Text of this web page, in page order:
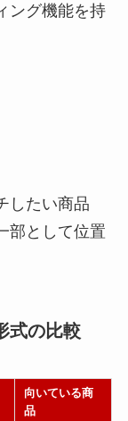
ング機能を持
したい商品
部として位置
式の比較
向いている商
品